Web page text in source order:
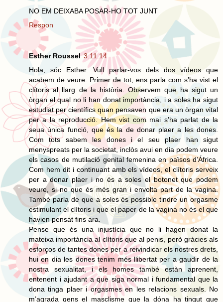
NO EM DEIXABA POSAR-HO TOT JUNT
Respon
Esther Roussel 3.11.14
Hola, sóc Esther. Vull parlar-vos dels dos vídeos que
acabem de veure. Primer de tot, ens parla com s’ha vist el
clítoris al llarg de la història. Observem que ha sigut un
òrgan el qual no li han donat importància, i a soles ha sigut
estudiat per científics quan pensaven que era un òrgan vital
per a la reproducció. Hem vist com mai s’ha parlat de la
seua única funció, que és la de donar plaer a les dones.
Com tots sabem les dones i el seu plaer han sigut
menyspreats per la societat, inclòs avui en dia podem veure
els casos de mutilació genital femenina en països d’África.
Com hem dit i continuant amb els vídeos, el clítoris serveix
per a donar plaer i no és a soles el botonet que podem
veure, si no que és més gran i envolta part de la vagina.
També parla de que a soles és possible tindre un orgasme
estimulant el clítoris i que el paper de la vagina no és el que
havien pensat fins ara.
Pense que és una injustícia que no li hagen donat la
mateixa importància al clítoris que al penis, però gràcies als
esforços de tantes dones per a reivindicar els nostres drets,
hui en dia les dones tenim més llibertat per a gaudir de la
nostra sexualitat, i els homes també estàn aprenent,
entenent i ajudant a que siga normal i fundamental que la
dona tinga plaer i orgasmes en les relacions sexuals. No
m’agrada gens el masclisme que la dóna ha tingut que